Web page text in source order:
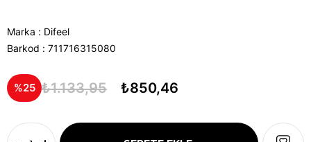
Marka : Difeel
Barkod : 711716315080
25 ₺1.133,95 ₺850,46